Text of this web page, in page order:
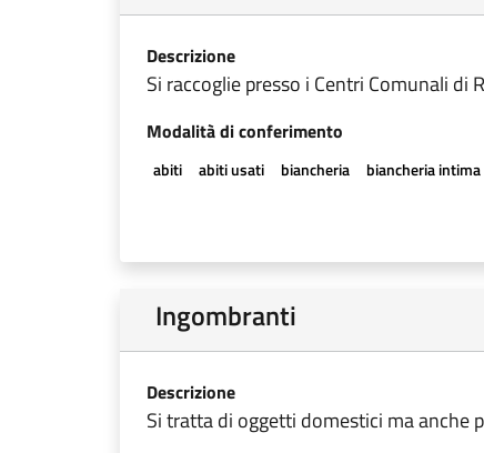
Descrizione
Si raccoglie presso i Centri Comunali di
Modalità di conferimento
abiti abiti usati biancheria biancheria intima
Ingombranti
Descrizione
Si tratta di oggetti domestici ma anche